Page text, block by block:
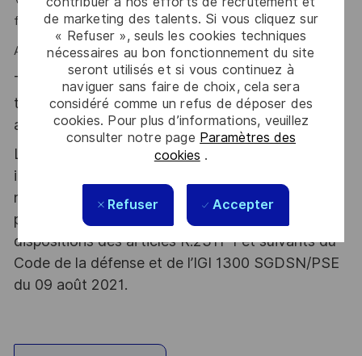
de marketing des talents. Si vous cliquez sur
« Refuser », seuls les cookies techniques
nécessaires au bon fonctionnement du site
seront utilisés et si vous continuez à
naviguer sans faire de choix, cela sera
considéré comme un refus de déposer des
cookies. Pour plus d’informations, veuillez
consulter notre page Paramètres des
cookies .
Refuser Accepter
fort esprit d’équipe
Alors ce poste est fait pour vous !
Thales, entreprise Handi-Engagée, reconnait
tous les talents. La diversité est notre meilleur
atout. Postulez et rejoignez nous !
Le poste pouvant nécessiter d'accéder à des
informations relevant du secret de la défense
nationale, la personne retenue fera l'objet d'une
procédure d’habilitation, conformément aux
dispositions des articles R.2311-1 et suivants du
Code de la défense et de l’IGI 1300 SGDSN/PSE
du 09 août 2021.